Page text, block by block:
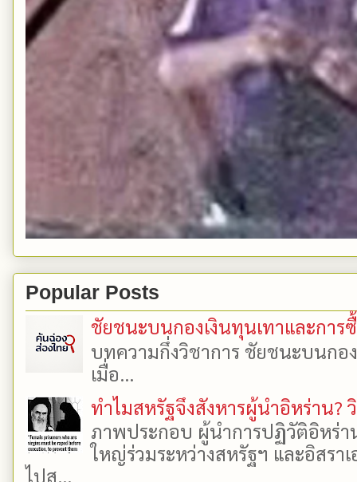
Popular Posts
ชัยชนะบนกองเงินทุนเทาและการ
บทความกึ่งวิชาการ ชัยชนะบนกอ
เมื่อ...
ทำไมสหรัฐจึงสังหารผู้นำอิหร่าน?
ภาพประกอบ ผู้นำการปฏิวัติอิหร่า
ใหญ่ร่วมระหว่างสหรัฐฯ และอิสรา
ไปส...